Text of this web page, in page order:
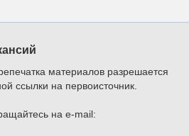
материалов разрешается
ссылки на первоисточник.
на e-mail: